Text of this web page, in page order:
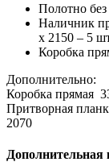
Полотно
Наличник
х 2150 – 5
Коробка
Дополнительно:
Коробка прямая
Притворная
2070
Дополнительная